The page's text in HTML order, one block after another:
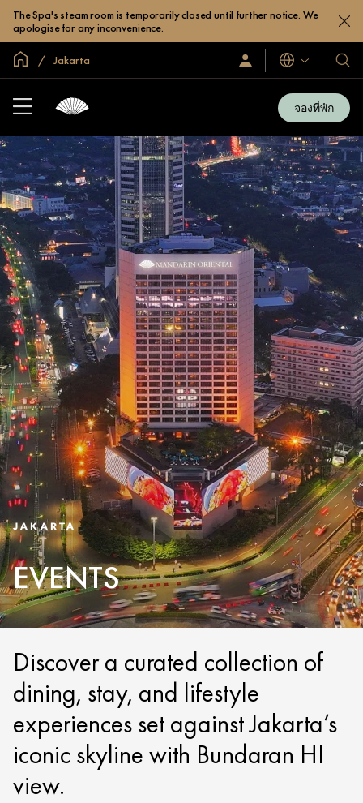
The Spa's steam room is temporarily closed until further notice. We
apologise for any inconvenience.
หน้าหลักทั่วโลก
Jakarta
ลงชื่อ
เข้า
เลย
ภาษา
โรง
และ
รีสอ
ของ
จองที่พัก
JAKARTA
EVENTS
Discover a curated collection of
dining, stay, and lifestyle
experiences set against Jakarta’s
iconic skyline with Bundaran HI
view.